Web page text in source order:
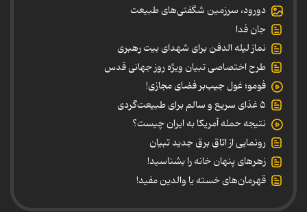
دورود، سرزمین شگفتی‌های طبیعت
جان فدا
نماز لیله الدفن برای شهدای بیت رهبری
طرح اختصاصی تبیان ویژه روز جهانی قدس
فومو؛ غول جیب‌بر فضای مجازی!
۵ غذای سریع و سالم برای طبیعت‌گردی
نتیجه حمله آمریکا به ایران چیست؟
رونمایی از اتاق برق جدید تبیان
زهرهای پنهان خانه را بشناسید!
قهرمان‌های خسته یا والدین مفید!